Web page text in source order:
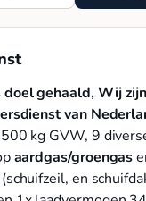
gehaald, Wij
van
kg GVW, 9
aardgas/groengas
en